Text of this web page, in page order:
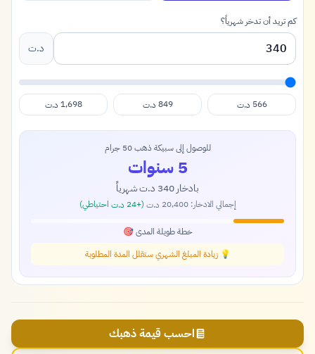
كم تريد أن تدخر شهرياً؟
د.ت
566 د.ت 849 د.ت 1,698 د.ت
للوصول إلى سبيكة ذهب 50 جرام
5 سنوات
بادخار340 د.تشهرياً
إجمالي الادخار:20,400 د.ت (+
24 د.ت احتياطي)
خطة طويلة المدى 🎯
💡 زيادة المبلغ الشهري ستقلل المدة المطلوبة
احسب قيمة ذهبك